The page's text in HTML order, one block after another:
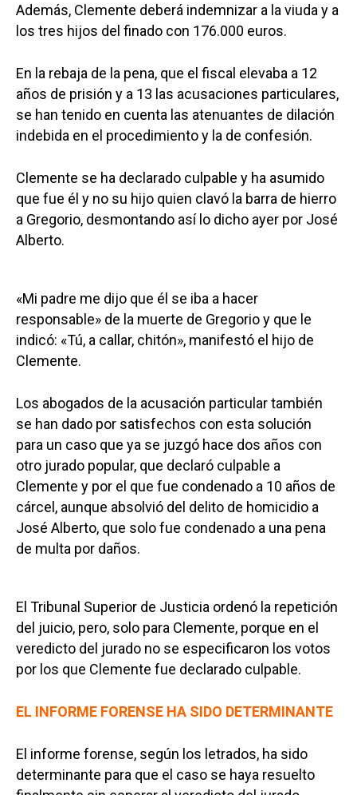
Además, Clemente deberá indemnizar a la viuda y a
los tres hijos del finado con 176.000 euros.
En la rebaja de la pena, que el fiscal elevaba a 12
años de prisión y a 13 las acusaciones particulares,
se han tenido en cuenta las atenuantes de dilación
indebida en el procedimiento y la de confesión.
Clemente se ha declarado culpable y ha asumido
que fue él y no su hijo quien clavó la barra de hierro
a Gregorio, desmontando así lo dicho ayer por José
Alberto.
«Mi padre me dijo que él se iba a hacer
responsable» de la muerte de Gregorio y que le
indicó: «Tú, a callar, chitón», manifestó el hijo de
Clemente.
Los abogados de la acusación particular también
se han dado por satisfechos con esta solución
para un caso que ya se juzgó hace dos años con
otro jurado popular, que declaró culpable a
Clemente y por el que fue condenado a 10 años de
cárcel, aunque absolvió del delito de homicidio a
José Alberto, que solo fue condenado a una pena
de multa por daños.
El Tribunal Superior de Justicia ordenó la repetición
del juicio, pero, solo para Clemente, porque en el
veredicto del jurado no se especificaron los votos
por los que Clemente fue declarado culpable.
EL INFORME FORENSE HA SIDO DETERMINANTE
El informe forense, según los letrados, ha sido
determinante para que el caso se haya resuelto